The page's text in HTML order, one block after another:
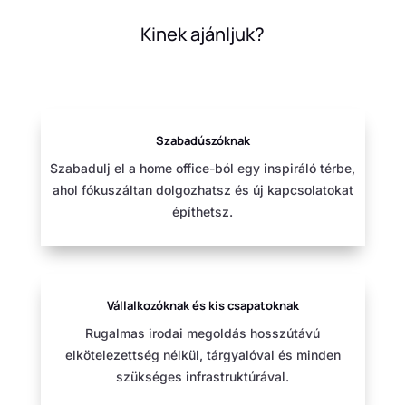
Kinek ajánljuk?
Szabadúszóknak
Szabadulj el a home office-ból egy inspiráló térbe,
ahol fókuszáltan dolgozhatsz és új kapcsolatokat
építhetsz.
Vállalkozóknak és kis csapatoknak
Rugalmas irodai megoldás hosszútávú
elkötelezettség nélkül, tárgyalóval és minden
szükséges infrastruktúrával.